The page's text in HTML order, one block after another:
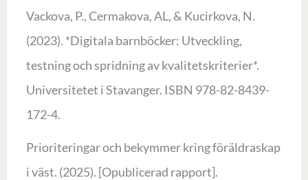
Vackova, P., Cermakova, AL, & Kucirkova, N.
(2023). *Digitala barnböcker: Utveckling,
testning och spridning av kvalitetskriterier*.
Universitetet i Stavanger. ISBN 978-82-8439-
172-4.
Prioriteringar och bekymmer kring föräldraskap
i väst. (2025). [Opublicerad rapport].